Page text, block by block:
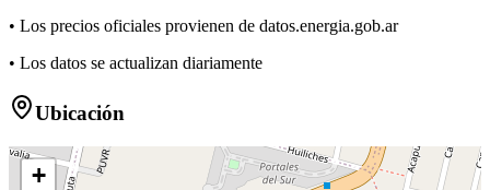
• Los precios oficiales provienen de datos.energia.gob.ar
• Los datos se actualizan diariamente
Ubicación
+